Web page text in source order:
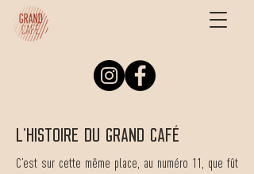
L'histoire du grand café
C’est sur cette même place, au numéro 11, que fût